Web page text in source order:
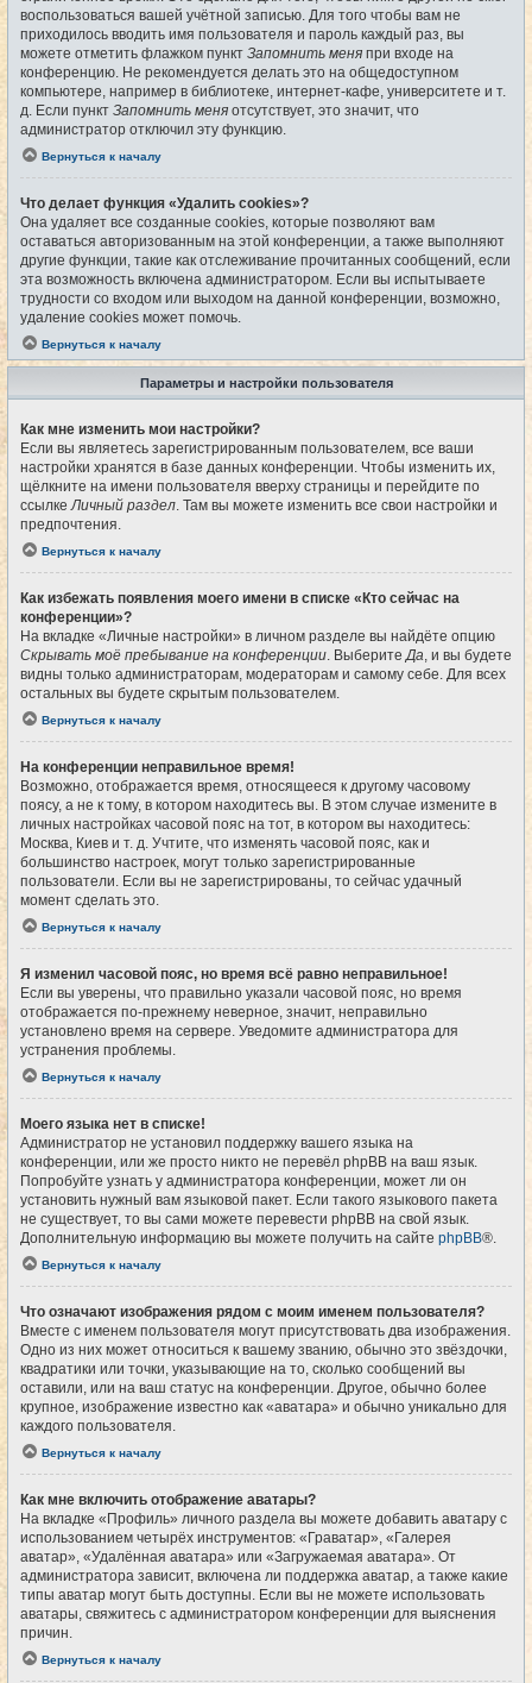
воспользоваться вашей учётной записью. Для того чтобы вам не
приходилось вводить имя пользователя и пароль каждый раз, вы
можете отметить флажком пункт Запомнить меня при входе на
конференцию. Не рекомендуется делать это на общедоступном
компьютере, например в библиотеке, интернет-кафе, университете и т.
д. Если пункт Запомнить меня отсутствует, это значит, что
администратор отключил эту функцию.
Вернуться к началу
Что делает функция «Удалить cookies»?
Она удаляет все созданные cookies, которые позволяют вам
оставаться авторизованным на этой конференции, а также выполняют
другие функции, такие как отслеживание прочитанных сообщений, если
эта возможность включена администратором. Если вы испытываете
трудности со входом или выходом на данной конференции, возможно,
удаление cookies может помочь.
Вернуться к началу
Параметры и настройки пользователя
Как мне изменить мои настройки?
Если вы являетесь зарегистрированным пользователем, все ваши
настройки хранятся в базе данных конференции. Чтобы изменить их,
щёлкните на имени пользователя вверху страницы и перейдите по
ссылкеЛичный раздел. Там вы можете изменить все свои настройки и
предпочтения.
Вернуться к началу
Как избежать появления моего имени в списке «Кто сейчас на
конференции»?
На вкладке «Личные настройки» в личном разделе вы найдёте опцию
Скрывать моё пребывание на конференции. ВыберитеДа, и вы будете
видны только администраторам, модераторам и самому себе. Для всех
остальных вы будете скрытым пользователем.
Вернуться к началу
На конференции неправильное время!
Возможно, отображается время, относящееся к другому часовому
поясу, а не к тому, в котором находитесь вы. В этом случае измените в
личных настройках часовой пояс на тот, в котором вы находитесь:
Москва, Киев и т. д. Учтите, что изменять часовой пояс, как и
большинство настроек, могут только зарегистрированные
пользователи. Если вы не зарегистрированы, то сейчас удачный
момент сделать это.
Вернуться к началу
Я изменил часовой пояс, но время всё равно неправильное!
Если вы уверены, что правильно указали часовой пояс, но время
отображается по-прежнему неверное, значит, неправильно
установлено время на сервере. Уведомите администратора для
устранения проблемы.
Вернуться к началу
Моего языка нет в списке!
Администратор не установил поддержку вашего языка на
конференции, или же просто никто не перевёл phpBB на ваш язык.
Попробуйте узнать у администратора конференции, может ли он
установить нужный вам языковой пакет. Если такого языкового пакета
не существует, то вы сами можете перевести phpBB на свой язык.
Дополнительную информацию вы можете получить на сайте phpBB®.
Вернуться к началу
Что означают изображения рядом с моим именем пользователя?
Вместе с именем пользователя могут присутствовать два изображения.
Одно из них может относиться к вашему званию, обычно это звёздочки,
квадратики или точки, указывающие на то, сколько сообщений вы
оставили, или на ваш статус на конференции. Другое, обычно более
крупное, изображение известно как «аватара» и обычно уникально для
каждого пользователя.
Вернуться к началу
Как мне включить отображение аватары?
На вкладке «Профиль» личного раздела вы можете добавить аватару с
использованием четырёх инструментов: «Граватар», «Галерея
аватар», «Удалённая аватара» или «Загружаемая аватара». От
администратора зависит, включена ли поддержка аватар, а также какие
типы аватар могут быть доступны. Если вы не можете использовать
аватары, свяжитесь с администратором конференции для выяснения
причин.
Вернуться к началу